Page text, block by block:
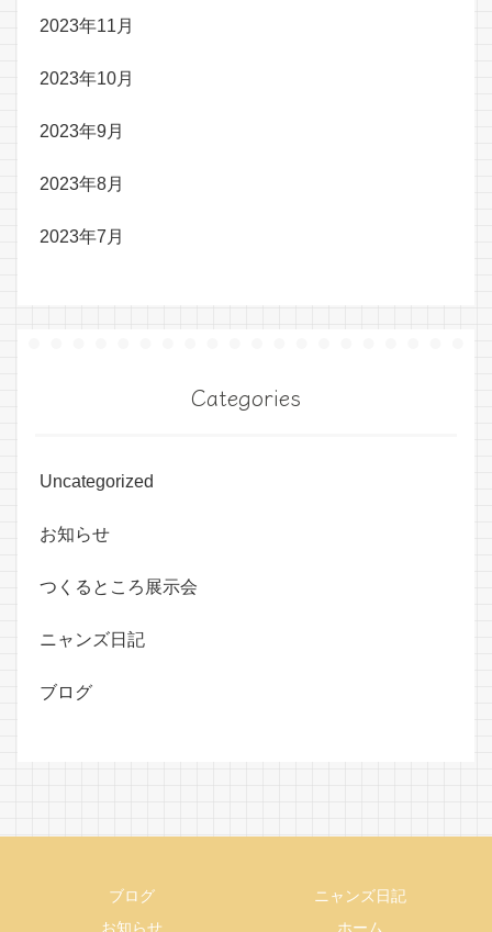
2023年11月
2023年10月
2023年9月
2023年8月
2023年7月
Categories
Uncategorized
お知らせ
つくるところ展示会
ニャンズ日記
ブログ
ブログ
ニャンズ日記
お知らせ
ホーム